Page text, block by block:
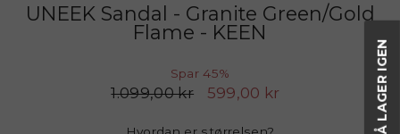
UNEEK Sandal - Granite Green/Gold
Flame - KEEN
Spar 45%
Normalpris
1.099,00 kr Udsalgspris
599,00 kr
Hvordan er størrelsen?